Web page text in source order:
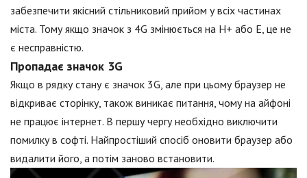
забезпечити якісний стільниковий прийом у всіх частинах
міста. Тому якщо значок з 4G змінюється на H+ або Е, це не
є несправністю.
Пропадає значок 3G
Якщо в рядку стану є значок 3G, але при цьому браузер не
відкриває сторінку, також виникає питання, чому на айфоні
не працює інтернет. В першу чергу необхідно виключити
помилку в софті. Найпростіший спосіб оновити браузер або
видалити його, а потім заново встановити.